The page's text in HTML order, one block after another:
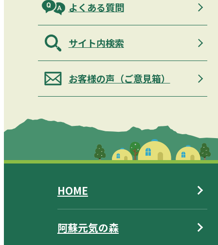
よくある質問
サイト内検索
お客様の声（ご意見箱）
HOME
阿蘇元気の森